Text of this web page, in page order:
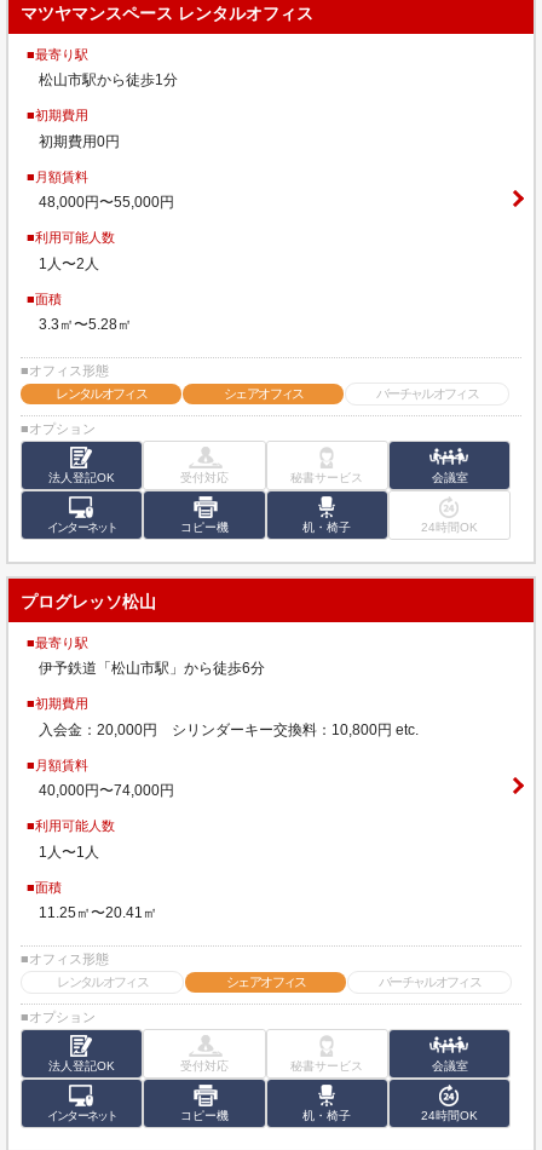
マツヤマンスペース レンタルオフィス
■最寄り駅
松山市駅から徒歩1分
■初期費用
初期費用0円
■月額賃料
48,000円〜55,000円
■利用可能人数
1人〜2人
■面積
3.3㎡〜5.28㎡
■オフィス形態
レンタルオフィス
シェアオフィス バーチャルオフィス
■オプション
法人登記OK 受付対応 秘書サービス 会議室
インターネット コピー機 机・椅子 24時間OK
プログレッソ松山
■最寄り駅
伊予鉄道「松山市駅」から徒歩6分
■初期費用
入会金：20,000円 シリンダーキー交換料：10,800円 etc.
■月額賃料
40,000円〜74,000円
■利用可能人数
1人〜1人
■面積
11.25㎡〜20.41㎡
■オフィス形態
レンタルオフィス
シェアオフィス バーチャルオフィス
■オプション
法人登記OK 受付対応 秘書サービス 会議室
インターネット コピー機 机・椅子 24時間OK